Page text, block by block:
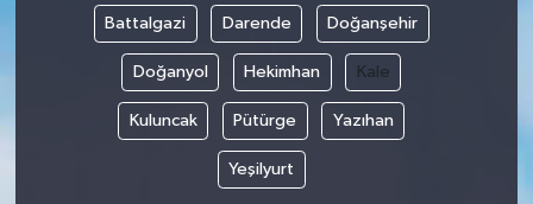
Battalgazi Darende Doğanşehir
Doğanyol Hekimhan Kale
Kuluncak Pütürge Yazıhan
Yeşilyurt